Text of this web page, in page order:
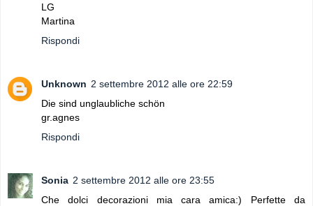
LG
Martina
Rispondi
Unknown 2 settembre 2012 alle ore 22:59
Die sind unglaubliche schön
gr.agnes
Rispondi
Sonia 2 settembre 2012 alle ore 23:55
Che dolci decorazioni mia cara amica:) Perfette da